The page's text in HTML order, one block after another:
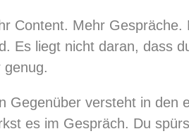
Content. Mehr
Es liegt nicht daran, dass
genug.
Gegenüber versteht in den
es im Gespräch. Du